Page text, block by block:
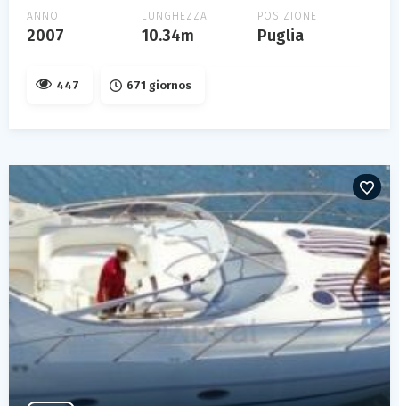
ANNO
2007
LUNGHEZZA
10.34m
POSIZIONE
Puglia
447 671 giornos